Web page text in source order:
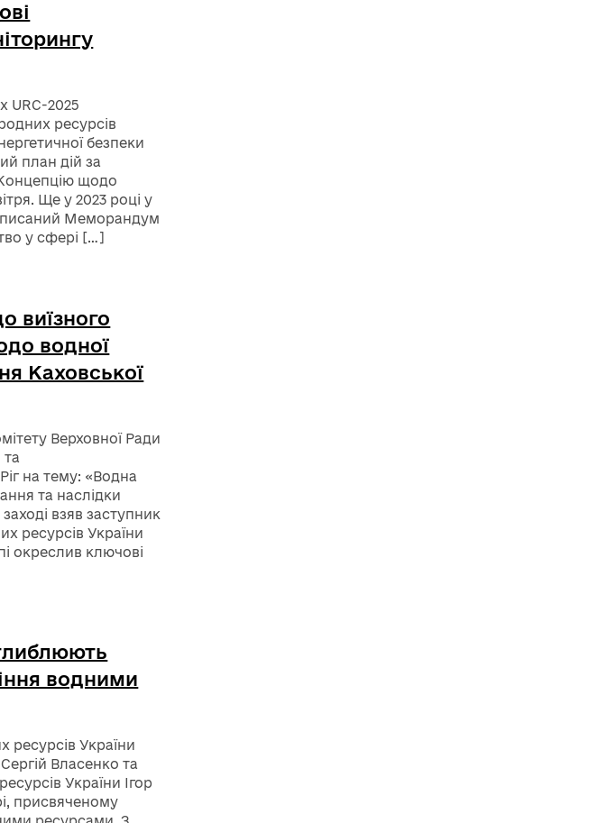
URC-2025
ресурсів
безпеки
план дій за
щодо
Ще у 2023 році у
Меморандум
у сфері […]
виїзного
водної
Каховської
Верховної Ради
та
на тему: «Водна
та наслідки
взяв заступник
ресурсів України
окреслив ключові
водними
ресурсів України
Власенко та
України Ігор
присвяченому